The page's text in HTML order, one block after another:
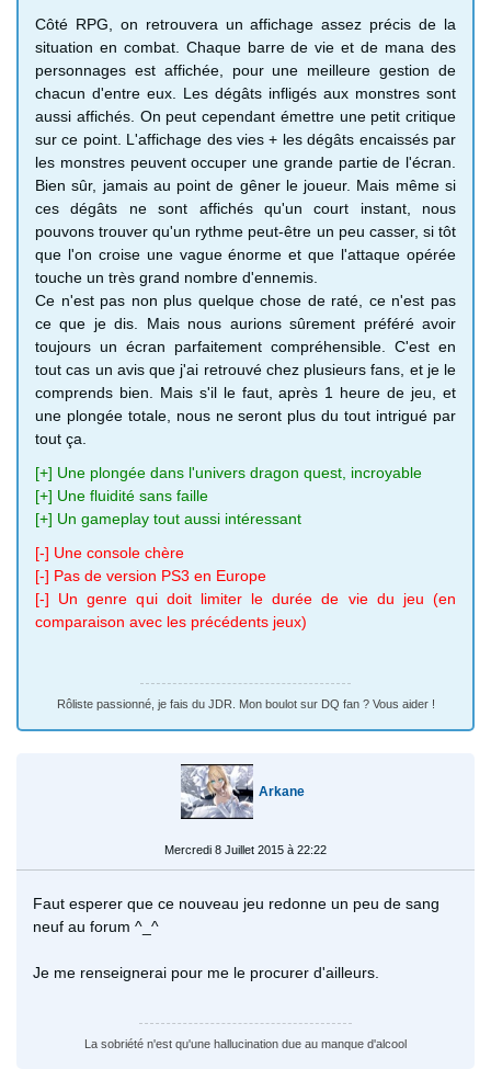
Côté RPG, on retrouvera un affichage assez précis de la
situation en combat. Chaque barre de vie et de mana des
personnages est affichée, pour une meilleure gestion de
chacun d'entre eux. Les dégâts infligés aux monstres sont
aussi affichés. On peut cependant émettre une petit critique
sur ce point. L'affichage des vies + les dégâts encaissés par
les monstres peuvent occuper une grande partie de l'écran.
Bien sûr, jamais au point de gêner le joueur. Mais même si
ces dégâts ne sont affichés qu'un court instant, nous
pouvons trouver qu'un rythme peut-être un peu casser, si tôt
que l'on croise une vague énorme et que l'attaque opérée
touche un très grand nombre d'ennemis.
Ce n'est pas non plus quelque chose de raté, ce n'est pas
ce que je dis. Mais nous aurions sûrement préféré avoir
toujours un écran parfaitement compréhensible. C'est en
tout cas un avis que j'ai retrouvé chez plusieurs fans, et je le
comprends bien. Mais s'il le faut, après 1 heure de jeu, et
une plongée totale, nous ne seront plus du tout intrigué par
tout ça.
[+] Une plongée dans l'univers dragon quest, incroyable
[+] Une fluidité sans faille
[+] Un gameplay tout aussi intéressant
[-] Une console chère
[-] Pas de version PS3 en Europe
[-] Un genre qui doit limiter le durée de vie du jeu (en
comparaison avec les précédents jeux)
Rôliste passionné, je fais du JDR. Mon boulot sur DQ fan ? Vous aider !
Arkane
Mercredi 8 Juillet 2015 à 22:22
Faut esperer que ce nouveau jeu redonne un peu de sang
neuf au forum ^_^
Je me renseignerai pour me le procurer d'ailleurs.
La sobriété n'est qu'une hallucination due au manque d'alcool